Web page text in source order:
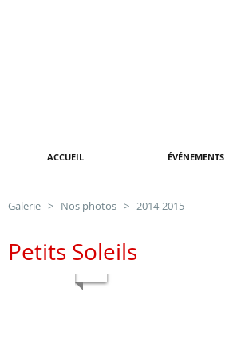
ACCUEIL ÉVÉNEMENTS
Galerie > Nos photos > 2014-2015
Petits Soleils